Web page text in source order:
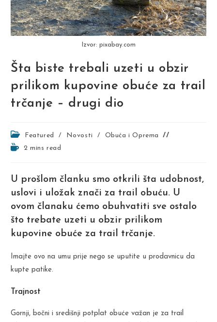
Izvor: pixabay.com
Šta biste trebali uzeti u obzir
prilikom kupovine obuće za trail
trčanje – drugi dio
Post
category:
Featured / Novosti /
Obuća i Oprema
Reading2 mins read
U prošlom članku smo otkrili šta udobnost,
uslovi i uložak znači za trail obuću. U
ovom članaku ćemo obuhvatiti sve ostalo
što trebate uzeti u obzir prilikom
kupovine obuće za trail trčanje.
Imajte ovo na umu prije nego se uputite u prodavnicu da
kupte patike.
Trajnost
Gornji, bočni i središnji potplat obuće važan je za trail